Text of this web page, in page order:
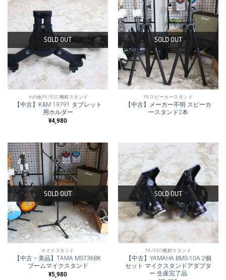
SOLD OUT
その他PA/REC機材スタンド
【中古】K&M 19791 タブレット
用ホルダー
¥4,980
SOLD OUT
PAスピーカースタンド
【中古】メーカー不明 スピーカ
ースタンド2本
SOLD OUT
マイクスタンド
【中古・美品】TAMA MS736BK
ブームマイクスタンド
¥5,980
SOLD OUT
PA/REC機材スタンド
【中古】YAMAHA BMS-10A 2個
セット マイクスタンドアダプタ
ー 生産完了品